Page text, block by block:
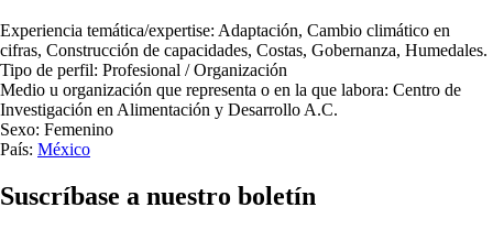
Experiencia temática/expertise: Adaptación, Cambio climático en
cifras, Construcción de capacidades, Costas, Gobernanza, Humedales.
Tipo de perfil: Profesional / Organización
Medio u organización que representa o en la que labora: Centro de
Investigación en Alimentación y Desarrollo A.C.
Sexo: Femenino
País: México
Suscríbase a nuestro boletín